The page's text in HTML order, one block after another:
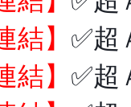
結】 ✅超
結】 ✅超